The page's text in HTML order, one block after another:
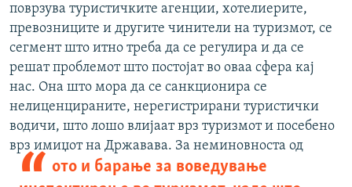
поврзува туристичките агенции, хотелиерите,
превозниците и другите чинители на туризмот, се
сегмент што итно треба да се регулира и да се
решат проблемот што постојат во оваа сфера кај
нас. Она што мора да се санкционира се
нелиценцираните, нерегистрирани туристички
водичи, што лошо влијаат врз туризмот и посебено
врз имиџот на
ото и барање за воведување
Државава. За неминовноста од